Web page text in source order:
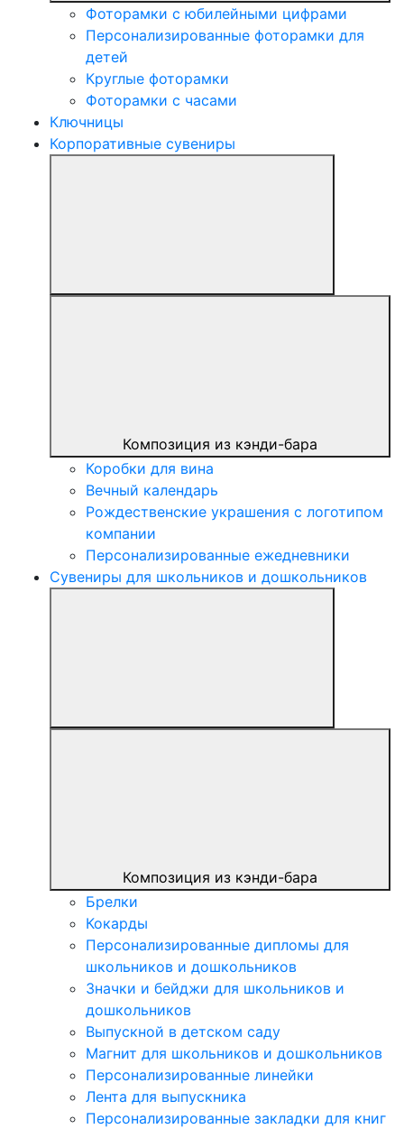
Фоторамки с юбилейными цифрами
Персонализированные фоторамки для
детей
Круглые фоторамки
Фоторамки с часами
Ключницы
Корпоративные сувениры
Композиция из кэнди-бара
Коробки для вина
Вечный календарь
Рождественские украшения с логотипом
компании
Персонализированные ежедневники
Сувениры для школьников и дошкольников
Композиция из кэнди-бара
Брелки
Кокарды
Персонализированные дипломы для
школьников и дошкольников
Значки и бейджи для школьников и
дошкольников
Выпускной в детском саду
Магнит для школьников и дошкольников
Персонализированные линейки
Лента для выпускника
Персонализированные закладки для книг